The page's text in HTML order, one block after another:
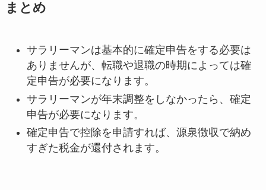
まとめ
サラリーマンは基本的に確定申告をする必要は
ありませんが、転職や退職の時期によっては確
定申告が必要になります。
サラリーマンが年末調整をしなかったら、確定
申告が必要になります。
確定申告で控除を申請すれば、源泉徴収で納め
すぎた税金が還付されます。